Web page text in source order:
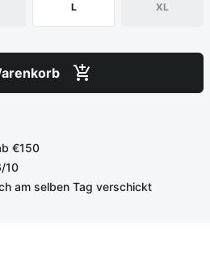
L XL
€150
10
am selben Tag verschickt